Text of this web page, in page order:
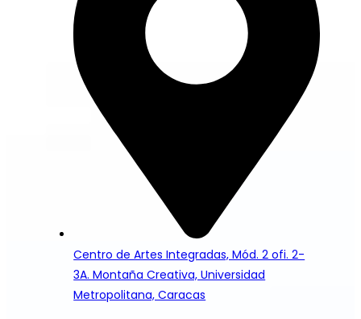
Centro de Artes Integradas, Mód. 2 ofi. 2-
3A. Montaña Creativa, Universidad
Metropolitana, Caracas